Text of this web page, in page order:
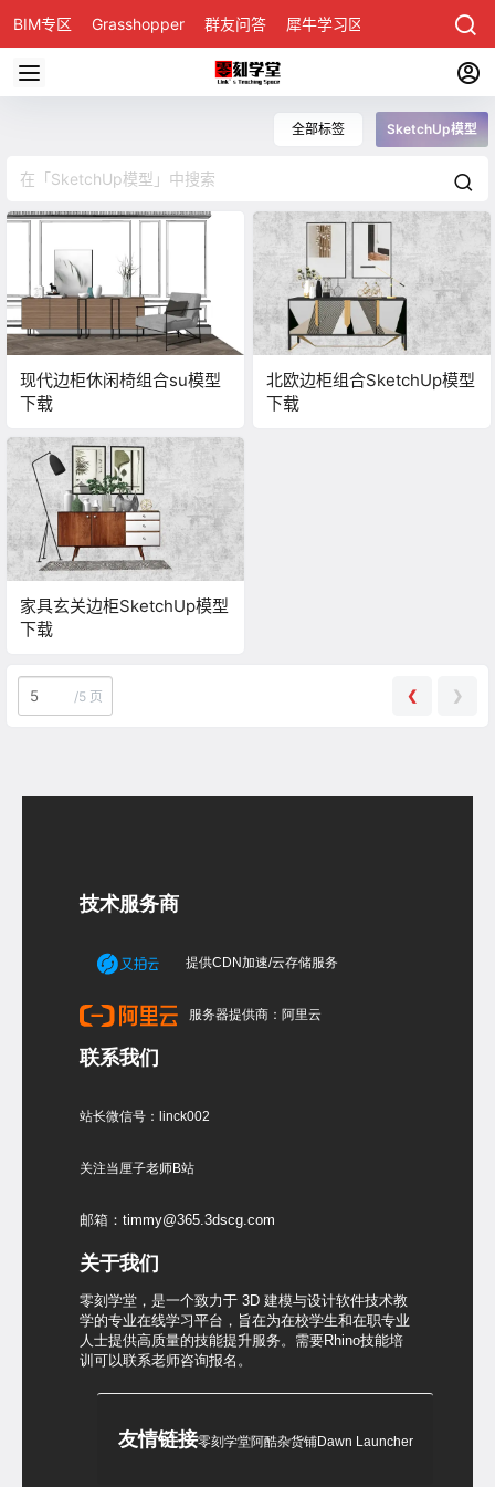
BIM专区 Grasshopper 群友问答 犀牛学习区
全部标签 SketchUp模型
现代边柜休闲椅组合su模型
下载
北欧边柜组合SketchUp模型
下载
家具玄关边柜SketchUp模型
下载
/5 页 ❮ ❯
技术服务商
提供CDN加速/云存储服务
服务器提供商：阿里云
联系我们
站长微信号：linck002
关注当厘子老师B站
邮箱：timmy@365.3dscg.com
关于我们
零刻学堂，是一个致力于 3D 建模与设计软件技术教
学的专业在线学习平台，旨在为在校学生和在职专业
人士提供高质量的技能提升服务。需要Rhino技能培
训可以联系老师咨询报名。
友情链接零刻学堂阿酷杂货铺Dawn Launcher